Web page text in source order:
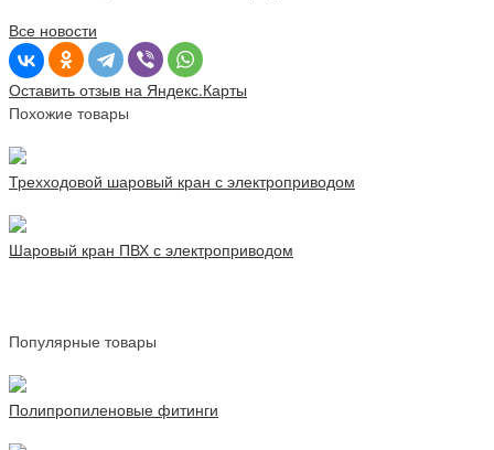
Все новости
Оставить отзыв на Яндекс.Карты
Похожие товары
Трехходовой шаровый кран с электроприводом
Шаровый кран ПВХ с электроприводом
Популярные товары
Полипропиленовые фитинги